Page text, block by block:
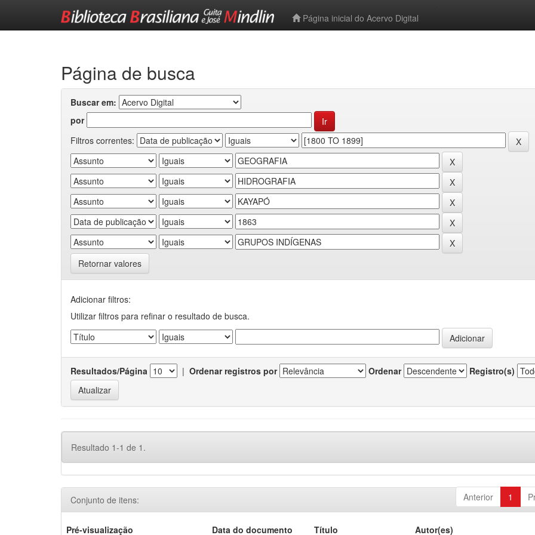
Página inicial do Acervo Digital
Página de busca
Buscar em:
por
Filtros correntes:
Retornar valores
Adicionar filtros:
Utilizar filtros para refinar o resultado de busca.
Resultados/Página | Ordenar registros por Ordenar Registro(s)
Resultado 1-1 de 1.
Anterior 1
Conjunto de itens:
Pré-visualização Data do documento Título Autor(es)